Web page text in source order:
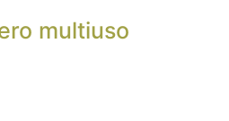
multiuso